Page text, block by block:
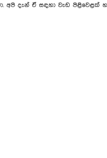
දැන් ඒ සඳහා වැඩ පිළිවෙළක්